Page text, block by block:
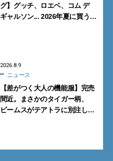
グ】グッチ、ロエベ、コム デ
ギャルソン... 2026年夏に買うべ
2026.8.9
ニュース
【差がつく大人の機能服】完売
間近。まさかのタイガー柄、
ビームスがテアトラに別注した